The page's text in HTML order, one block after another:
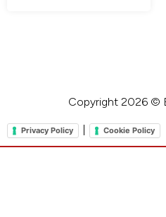
Copyright 2026 ©
Privacy Policy Cookie Policy